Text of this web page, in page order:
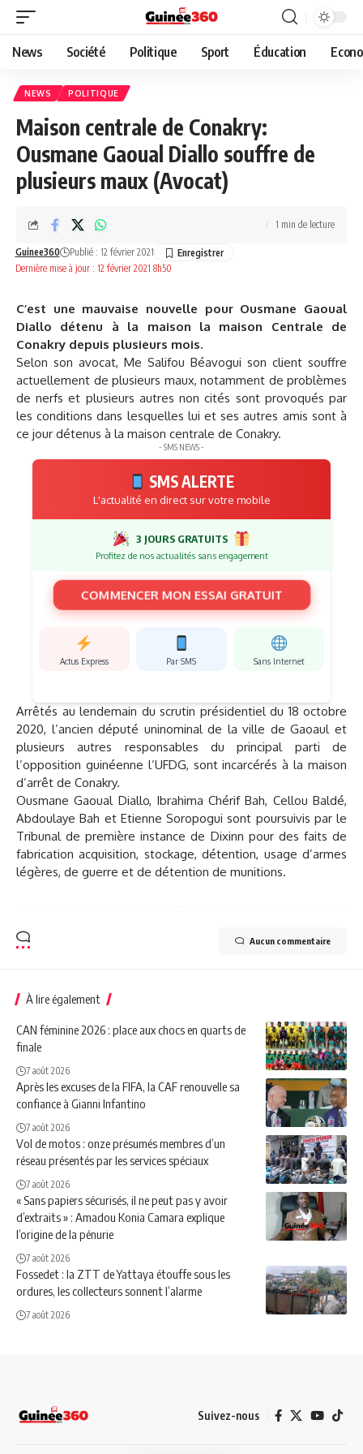
News Société Politique Sport Éducation
NEWS POLITIQUE
Maison centrale de Conakry:
Ousmane Gaoual Diallo souffre de
plusieurs maux (Avocat)
Dernière mise à jour : 12 février 2021 8h50
Guinee360 Publié : 12 février 2021
1 min de lecture
C’est une mauvaise nouvelle pour Ousmane Gaoual
Diallo détenu à la maison la maison Centrale de
Conakry depuis plusieurs mois.
Selon son avocat, Me Salifou Béavogui son client souffre
actuellement de plusieurs maux, notamment de problèmes
de nerfs et plusieurs autres non cités sont provoqués par
les conditions dans lesquelles lui et ses autres amis sont à
ce jour détenus à la maison centrale de Conakry.
- SMS NEWS -
SMS ALERTE
L'actualité en direct sur votre mobile
3 JOURS GRATUITS
Profitez de nos actualités sans engagement
COMMENCER MON ESSAI GRATUIT
Actus Express Par SMS Sans Internet
Arrêtés au lendemain du scrutin présidentiel du 18 octobre
2020, l’ancien député uninominal de la ville de Gaoaul et
plusieurs autres responsables du principal parti de
l’opposition guinéenne l’UFDG, sont incarcérés à la maison
d’arrêt de Conakry.
Ousmane Gaoual Diallo, Ibrahima Chérif Bah, Cellou Baldé,
Abdoulaye Bah et Etienne Soropogui sont poursuivis par le
Tribunal de première instance de Dixinn pour des faits de
fabrication acquisition, stockage, détention, usage d’armes
légères, de guerre et de détention de munitions.
Aucun commentaire
À lire également
CAN féminine 2026 : place aux chocs en quarts de
finale
7 août 2026
Après les excuses de la FIFA, la CAF renouvelle sa
confiance à Gianni Infantino
7 août 2026
Vol de motos : onze présumés membres d’un
réseau présentés par les services spéciaux
7 août 2026
« Sans papiers sécurisés, il ne peut pas y avoir
d’extraits » : Amadou Konia Camara explique
l’origine de la pénurie
7 août 2026
Fossedet : la ZTT de Yattaya étouffe sous les
ordures, les collecteurs sonnent l’alarme
7 août 2026
Suivez-nous